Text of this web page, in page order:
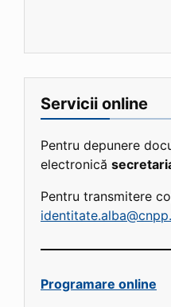
Servicii online
Pentru depunere
electronică
Pentru transmitere
Programare online